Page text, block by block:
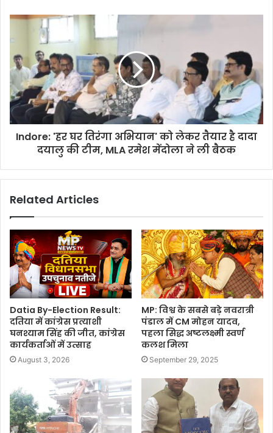
Indore: 'हर घर तिरंगा अभियान' को लेकर तैयार है दादा
दयालु की टीम, MLA रमेश मेंदोला ने ली बैठक
Related Articles
Datia By-Election Result:
दतिया में कांग्रेस प्रत्याशी
घनश्याम सिंह की जीत, कांग्रेस
कार्यकर्ताओं में उत्साह
August 3, 2026
MP: विश्व के सबसे बड़े नवरात्री
पंडाल में CM मोहन यादव,
पहला सिद्ध अष्टलक्ष्मी स्वर्ण
कलश मिला
September 29, 2025